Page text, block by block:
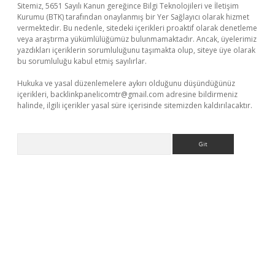
Sitemiz, 5651 Sayılı Kanun gereğince Bilgi Teknolojileri ve İletişim
Kurumu (BTK) tarafından onaylanmış bir Yer Sağlayıcı olarak hizmet
vermektedir. Bu nedenle, sitedeki içerikleri proaktif olarak denetleme
veya araştırma yükümlülüğümüz bulunmamaktadır. Ancak, üyelerimiz
yazdıkları içeriklerin sorumluluğunu taşımakta olup, siteye üye olarak
bu sorumluluğu kabul etmiş sayılırlar.
Hukuka ve yasal düzenlemelere aykırı olduğunu düşündüğünüz
içerikleri, backlinkpanelicomtr@gmail.com adresine bildirmeniz
halinde, ilgili içerikler yasal süre içerisinde sitemizden kaldırılacaktır.